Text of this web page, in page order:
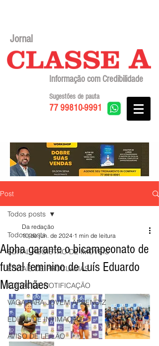
Jornal
Informação com Credibilidade
77 99810-9991
Sugestões de pauta
Post
Todos posts
EDITAL REGISTRO DE IMÓVEIS
EDITAIS DE PROCLAMAS
EDITAL DE NOTIFICAÇÃO
VAGA PARA JOVEM APRENDIZ
EDITAL DE INTIMAÇÃO
AVISO DE LEILÃO
Todos posts
Alpha garante o bicampeonato de
futsal feminino de Luís Eduardo
Magalhães
Da redação
10 de jun. de 2024 1 min de leitura